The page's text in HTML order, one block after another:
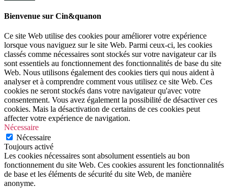
Bienvenue sur Cin&quanon
Ce site Web utilise des cookies pour améliorer votre expérience
lorsque vous naviguez sur le site Web. Parmi ceux-ci, les cookies
classés comme nécessaires sont stockés sur votre navigateur car ils
sont essentiels au fonctionnement des fonctionnalités de base du site
Web. Nous utilisons également des cookies tiers qui nous aident à
analyser et à comprendre comment vous utilisez ce site Web. Ces
cookies ne seront stockés dans votre navigateur qu'avec votre
consentement. Vous avez également la possibilité de désactiver ces
cookies. Mais la désactivation de certains de ces cookies peut
affecter votre expérience de navigation.
Nécessaire
Nécessaire
Toujours activé
Les cookies nécessaires sont absolument essentiels au bon
fonctionnement du site Web. Ces cookies assurent les fonctionnalités
de base et les éléments de sécurité du site Web, de manière
anonyme.